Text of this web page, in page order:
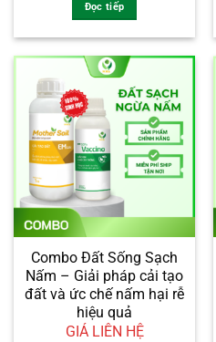
Đọc tiếp
Combo Đất Sống Sạch
Nấm – Giải pháp cải tạo
đất và ức chế nấm hại rễ
hiệu quả
GIÁ LIÊN HỆ